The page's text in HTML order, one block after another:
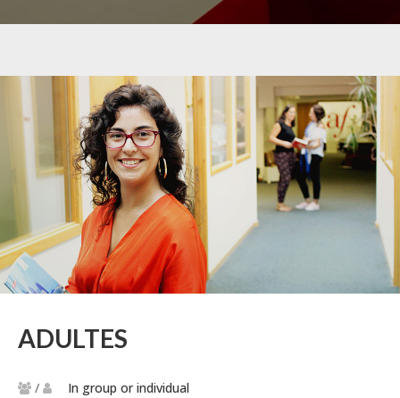
ADULTES
/ In group or individual